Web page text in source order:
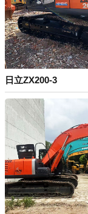
日立ZX200-3